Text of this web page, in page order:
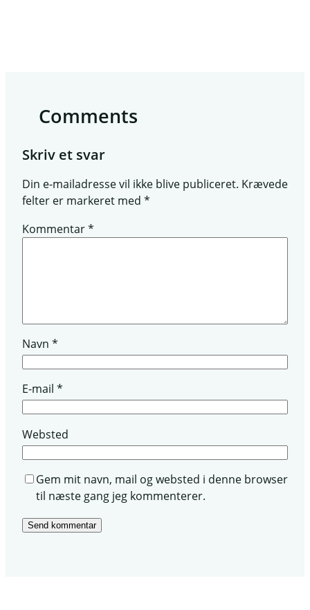
Comments
Skriv et svar
Din e-mailadresse vil ikke blive publiceret. Krævede
felter er markeret med *
Kommentar*
Navn *
E-mail *
Websted
Gem mit navn, mail og websted i denne browser
til næste gang jeg kommenterer.